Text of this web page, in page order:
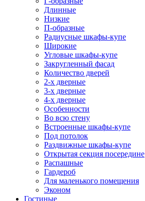
Длинные
Низкие
П-образные
Радиусные шкафы-купе
Широкие
Угловые шкафы-купе
Закругленный фасад
Количество дверей
2-х дверные
3-х дверные
4-х дверные
Особенности
Во всю стену
Встроенные шкафы-купе
Под потолок
Раздвижные шкафы-купе
Открытая секция посередине
Распашные
Гардероб
Для маленького помещения
Эконом
Гостиные